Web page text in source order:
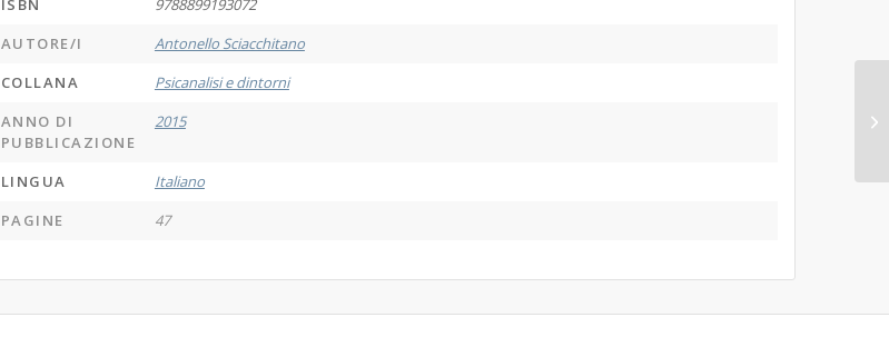
ISBN
9788899193072
AUTORE/I
Antonello Sciacchitano
COLLANA
Psicanalisi e dintorni
ANNO DI
PUBBLICAZIONE
2015
LINGUA
Italiano
PAGINE
47